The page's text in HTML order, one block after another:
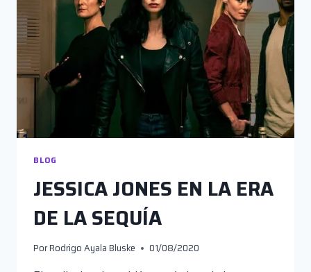
BLOG
JESSICA JONES EN LA ERA
DE LA SEQUÍA
PorRodrigo Ayala Bluske 01/08/2020